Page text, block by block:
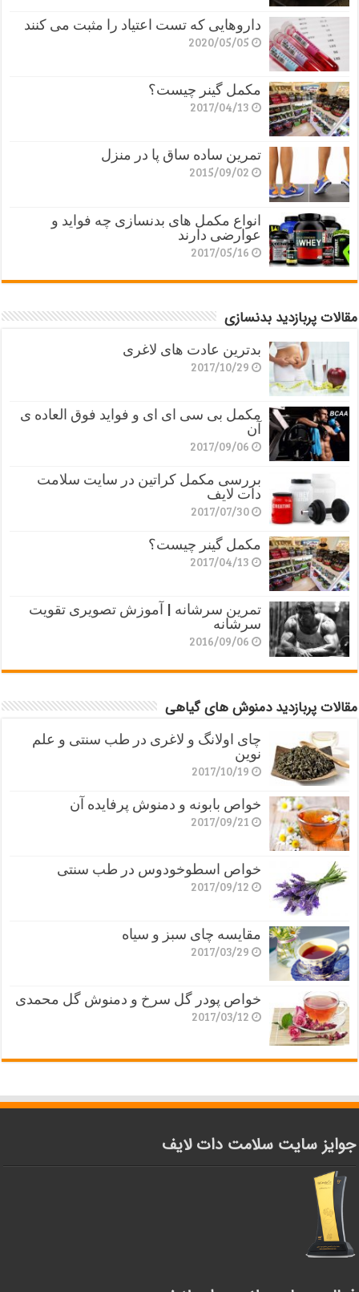
داروهایی که تست اعتیاد را مثبت می کنند
2020/05/05
مکمل گینر چیست؟
2017/04/13
تمرین ساده ساق پا در منزل
2015/09/02
انواع مکمل های بدنسازی چه فواید و
عوارضی دارند
2017/05/16
مقالات پربازدید بدنسازی
بدترین عادت های لاغری
2017/10/29
مکمل بی سی ای ای و فواید فوق العاده ی
آن
2017/09/06
بررسی مکمل کراتین در سایت سلامت
دات لایف
2017/07/30
مکمل گینر چیست؟
2017/04/13
تمرین سرشانه | آموزش تصویری تقویت
سرشانه
2016/09/06
مقالات پربازدید دمنوش های گیاهی
چای اولانگ و لاغری در طب سنتی و علم
نوین
2017/10/19
خواص بابونه و دمنوش پرفایده آن
2017/09/21
خواص اسطوخودوس در طب سنتی
2017/09/12
مقایسه چای سبز و سیاه
2017/03/29
خواص پودر گل سرخ و دمنوش گل محمدی
2017/03/12
جوایز سایت سلامت دات لایف